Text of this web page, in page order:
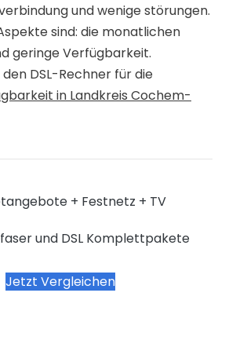
und wenige störungen.
sind: die monatlichen
geringe Verfügbarkeit.
DSL-Rechner für die
in Landkreis Cochem-
+ Festnetz + TV
und DSL Komplettpakete
Jetzt Vergleichen